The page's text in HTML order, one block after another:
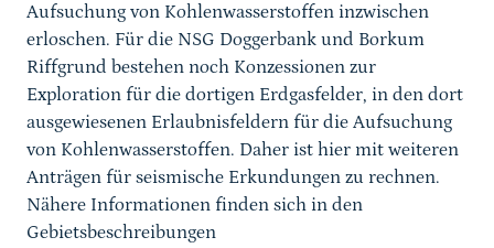
Aufsuchung von Kohlenwasserstoffen inzwischen
erloschen. Für die NSG Doggerbank und Borkum
Riffgrund bestehen noch Konzessionen zur
Exploration für die dortigen Erdgasfelder, in den dort
ausgewiesenen Erlaubnisfeldern für die Aufsuchung
von Kohlenwasserstoffen. Daher ist hier mit weiteren
Anträgen für seismische Erkundungen zu rechnen.
Nähere Informationen finden sich in den
Gebietsbeschreibungen